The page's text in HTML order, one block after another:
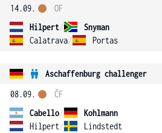
14.09.
Hilpert/
Snyman
Calatrava/ Portas
OF
Aschaffenburg challenger
08.09.
Cabello/
Kohlmann
Hilpert/ Lindstedt
ČF